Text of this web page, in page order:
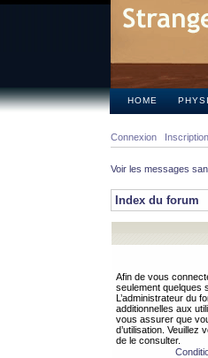
HOME
Connexion Inscription
Voir les messages
Index du forum
Afin de vous
seulement quelques
L’administrateur du
additionnelles aux
vous assurer que
d’utilisation.
de le consulter.